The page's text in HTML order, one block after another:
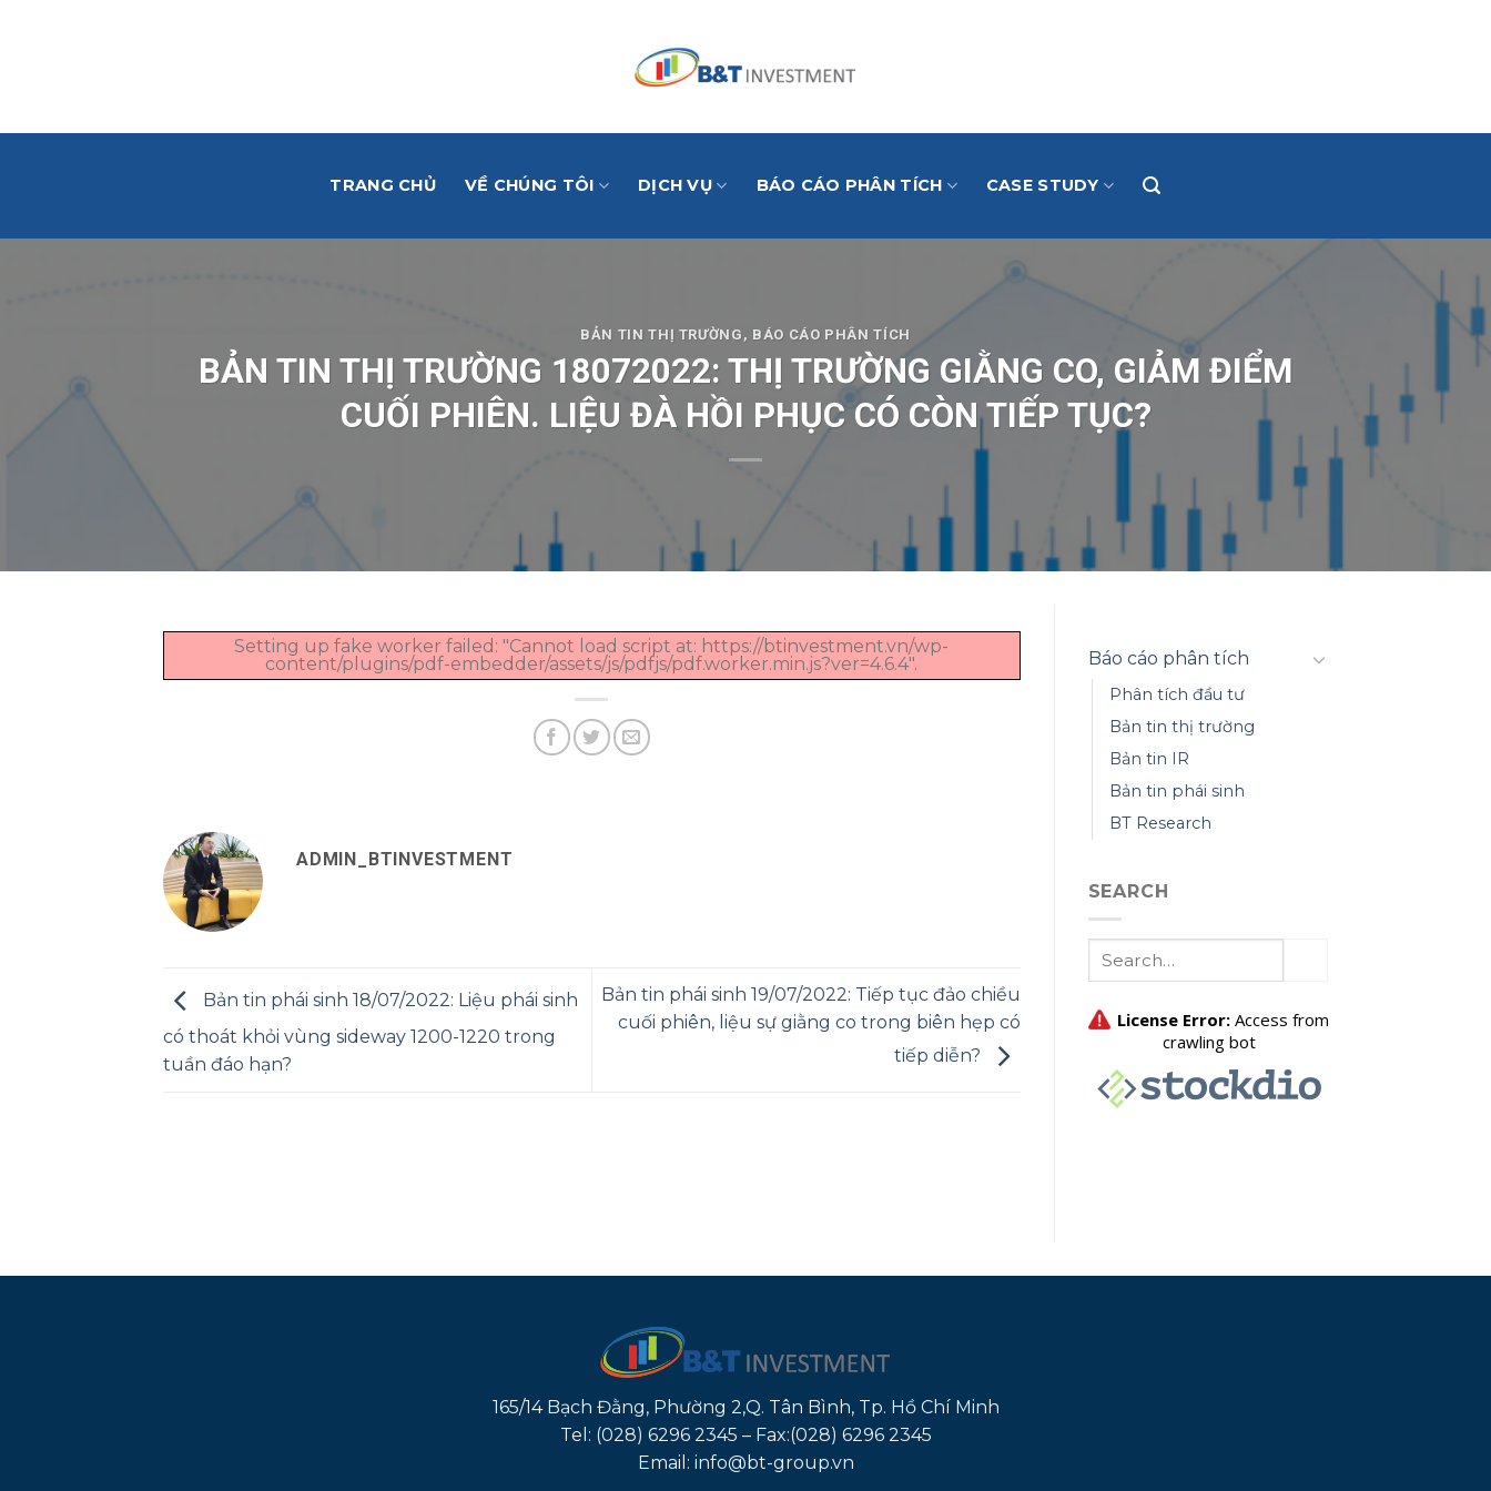
TRANG CHỦ VỀ CHÚNG TÔI DỊCH VỤ BÁO CÁO PHÂN TÍCH CASE STUDY
BẢN TIN THỊ TRƯỜNG , BÁO CÁO PHÂN TÍCH
BẢN TIN THỊ TRƯỜNG 18072022: THỊ TRƯỜNG GIẰNG CO, GIẢM ĐIỂM
CUỐI PHIÊN. LIỆU ĐÀ HỒI PHỤC CÓ CÒN TIẾP TỤC?
Setting up fake worker failed: "Cannot load script at: https://btinvestment.vn/wp-
content/plugins/pdf-embedder/assets/js/pdfjs/pdf.worker.min.js?ver=4.6.4".
ADMIN_BTINVESTMENT
Bản tin phái sinh 18/07/2022: Liệu phái sinh
có thoát khỏi vùng sideway 1200-1220 trong
tuần đáo hạn?
Bản tin phái sinh 19/07/2022: Tiếp tục đảo chiều
cuối phiên, liệu sự giằng co trong biên hẹp có
tiếp diễn?
Báo cáo phân tích
Phân tích đầu tư
Bản tin thị trường
Bản tin IR
Bản tin phái sinh
BT Research
SEARCH
165/14 Bạch Đằng, Phường 2,Q. Tân Bình, Tp. Hồ Chí Minh
Tel: (028) 6296 2345 – Fax:(028) 6296 2345
Email: info@bt-group.vn